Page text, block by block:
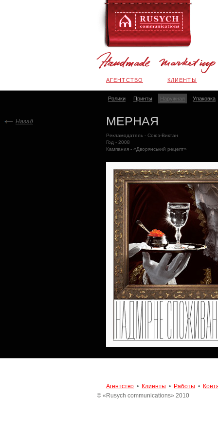
АГЕНТСТВО КЛИЕНТЫ
Ролики Принты Наружная Упаковка
Назад МЕРНАЯ
Рекламодатель - Союз-Виктан
Год - 2008
Кампания - «Дворянський рецепт»
Агентство • Клиенты • Работы •
© «Rusych communications» 2010